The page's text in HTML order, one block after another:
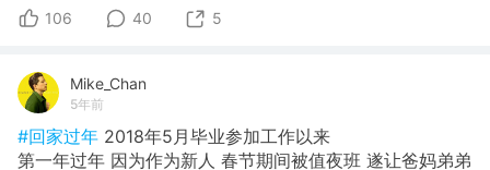
106 40 5
Mike_Chan
5年前
#回家过年 2018年5月毕业参加工作以来
第一年过年 因为作为新人 春节期间被值夜班 遂让爸妈弟弟